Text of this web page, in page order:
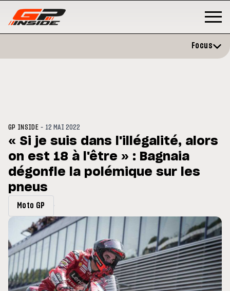
: Horaires et
du GP de Grande-
MOTO GP
Zarco évite l'opération et vise
retour en septembre
Focus
GP INSIDE - 12 MAI 2022
« Si je suis dans l'illégalité, alors
on est 18 à l'être » : Bagnaia
dégonfle la polémique sur les
pneus
Moto GP